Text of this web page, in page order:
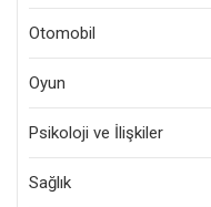
Otomobil
Oyun
Psikoloji ve İlişkiler
Sağlık